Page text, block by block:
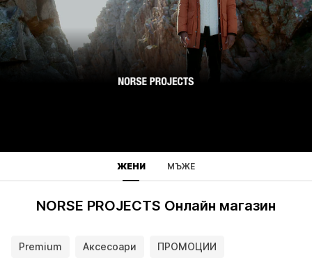
ЖЕНИ МЪЖЕ
NORSE PROJECTS Онлайн магазин
Premium Аксесоари ПРОМОЦИИ